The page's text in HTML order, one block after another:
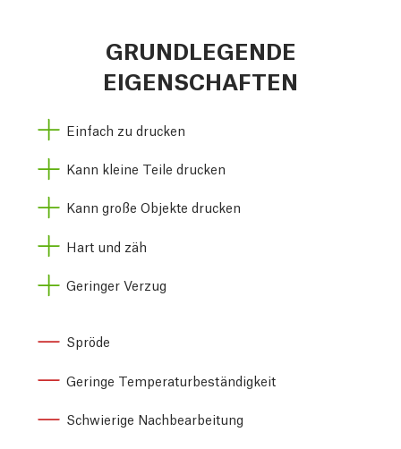
GRUNDLEGENDE
EIGENSCHAFTEN
Einfach zu drucken
Kann kleine Teile drucken
Kann große Objekte drucken
Hart und zäh
Geringer Verzug
Spröde
Geringe Temperaturbeständigkeit
Schwierige Nachbearbeitung